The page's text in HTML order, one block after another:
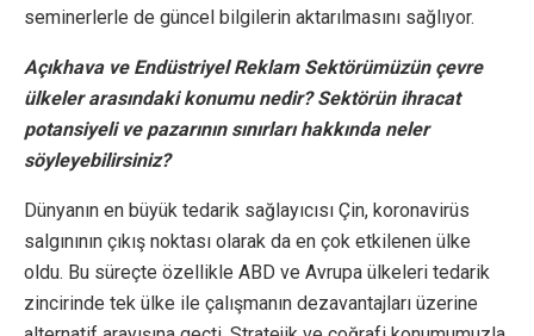
seminerlerle de güncel bilgilerin aktarılmasını sağlıyor.
Açıkhava ve Endüstriyel Reklam Sektörümüzün çevre
ülkeler arasındaki konumu nedir? Sektörün ihracat
potansiyeli ve pazarının sınırları hakkında neler
söyleyebilirsiniz?
Dünyanın en büyük tedarik sağlayıcısı Çin, koronavirüs
salgınının çıkış noktası olarak da en çok etkilenen ülke
oldu. Bu süreçte özellikle ABD ve Avrupa ülkeleri tedarik
zincirinde tek ülke ile çalışmanın dezavantajları üzerine